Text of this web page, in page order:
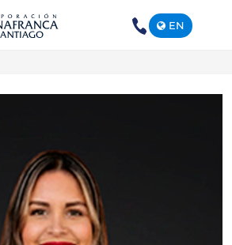
EN